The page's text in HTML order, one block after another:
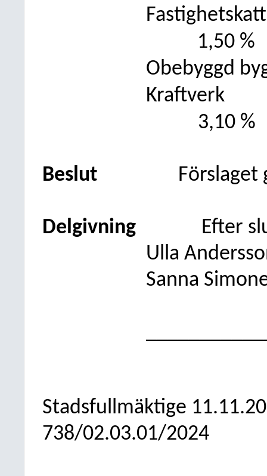
1,50 %
Obebyggd
Kraftverk
3,10 %
Beslut Förslaget
Delgivning
Efter
Ulla
Sanna
Stadsfullmäktige
738/02.03.01/2024